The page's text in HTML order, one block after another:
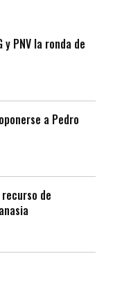
PNV la ronda de
a Pedro
de
en